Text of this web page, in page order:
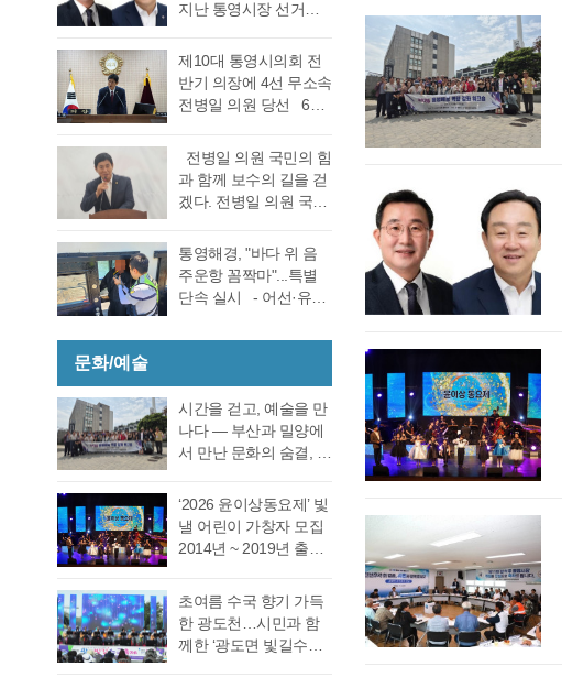
락에는 변동이 없었다.
는 창원시 성산구에 있
는 도선관위 청사 6층
대회의실에서 실시한
차에서 38표차로 더불
어민주당 강석주 시장
이 국민의힘 천영기 전
종 확인했다 강석주 후
보는 기존과 동일, 천영
기 후보는 기존보다 6표
증가했다. 이로써 두 후
지난 통영시장 선거에
서 0.06%(44표) 차이로
당락이 갈렸던 6.3지방
선거 통영시장선거 결
드려져 경남선관위가
재검표를 결정했다. 경
남 선거관리위원회가
난 6·3 지방선거에서 44
표 차이로 당락이 갈린
통영시장 선거에 대한
남 선관위에서 하기로
27일 오후 2시 경남도
선관위 청사 6층 회의실
에서 전량 수작…
제10대 통영시의회 전
반기 의장에 4선 무소속
전병일 의원 당선 6일
거를 위한 제244회 임
시회를에서 4선 전병일
의원이 전반기 의장에
당선됐다. 더불어 민주
결을 펼친 무소속 전병
일 의원이 각각 등록해
정견 발표 이후 곧바로
원 7표로 통영시의회
회의규칙에 따른 재적
의원 과반수 득표자가
나오지 않았고 2차 투표
에서도 1차투료와 같이
정…
전병일 의원 국민의 힘
과 함께 보수의 길을 걷
겠다. 전병일 의원 국민
통영시 가선거구 전병
일 의원이 1일 오전 통
영시청 브리핑 룸에서
소회를 밝혔다. 전병일
위원은 “지난 지방선거
에서 대한민국 보수의
텃밭이라고 평가받던
시의회 개원 이후 처음
으로 진보진영인 민주
당이 과반 의석을 차지
었다. 이에 먼저 평생 보
수를 자처하던 저의 부
족함을 질책하…
통영해경, "바다 위 음
주운항 꼼짝마"...특별
단속 실시 - 어선·유도
대상, 음주운항 근절 총
여름철 해양관광객 증
가와 금어기 해제에 따
른 출어선 증가로 음주
운항 사고 발생이 우려
부터 8월 28일(금)까지
71일간 음주운항 특별
단속을 실시한다고 밝
혔다. 최근 3년간
음주운항 단속 현황을
분석한 결과, 본격적인
조업이 시작되는 봄철
문화/예술
시간을 걷고, 예술을 만
나다 ― 부산과 밀양에
서 만난 문화의 숨결, 그
은 길을 따라 움직이지
만, 마음은 시간을 따라
걷는다. 어떤 여행은 낯
래도록 마음속에 품어
온 질문의 답을 찾기 위
해 길을 나선다. 이번 여
‘2026 윤이상동요제’ 빛
낼 어린이 가창자 모집
2014년 ~ 2019년 출생
가능 통영국제음악재
단(이사장 강석주)이 오
는 9월 19일 개최하는
‘2026 윤이상동요제’에
초여름 수국 향기 가득
한 광도천…시민과 함
께한 ‘광도면 빛길수국